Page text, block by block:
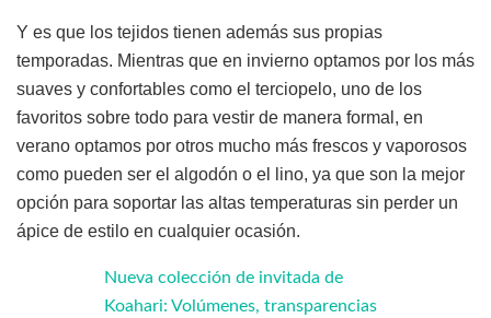
Y es que los tejidos tienen además sus propias
temporadas. Mientras que en invierno optamos por los más
suaves y confortables como el terciopelo, uno de los
favoritos sobre todo para vestir de manera formal, en
verano optamos por otros mucho más frescos y vaporosos
como pueden ser el algodón o el lino, ya que son la mejor
opción para soportar las altas temperaturas sin perder un
ápice de estilo en cualquier ocasión.
Nueva colección de invitada de
Koahari: Volúmenes, transparencias